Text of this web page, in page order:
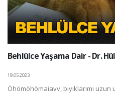
Behlülce Yaşama Dair - Dr.
19.05.2023
Öhömöhömaiavv, bıyıklarımı